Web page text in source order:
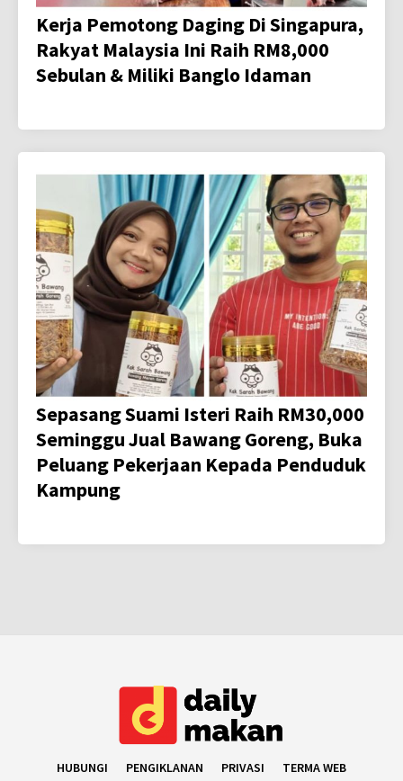
Kerja Pemotong Daging Di Singapura,
Rakyat Malaysia Ini Raih RM8,000
Sebulan & Miliki Banglo Idaman
Sepasang Suami Isteri Raih RM30,000
Seminggu Jual Bawang Goreng, Buka
Peluang Pekerjaan Kepada Penduduk
Kampung
HUBUNGI PENGIKLANAN PRIVASI TERMA WEB